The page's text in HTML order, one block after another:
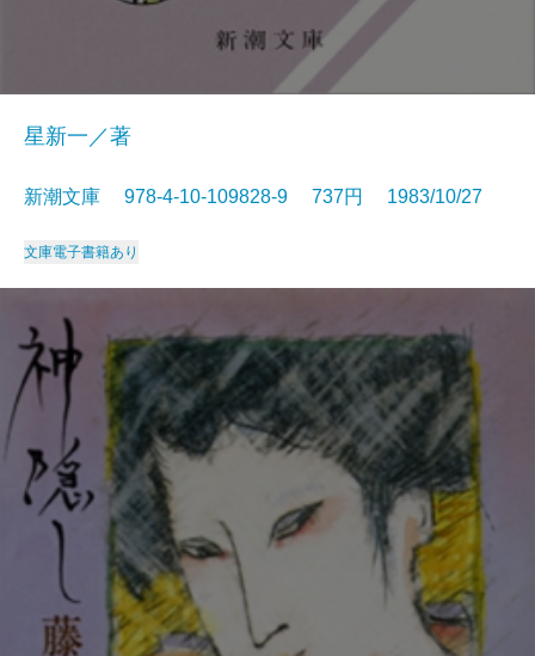
星新一／著
新潮文庫 978-4-10-109828-9 737円 1983/10/27
文庫電子書籍あり